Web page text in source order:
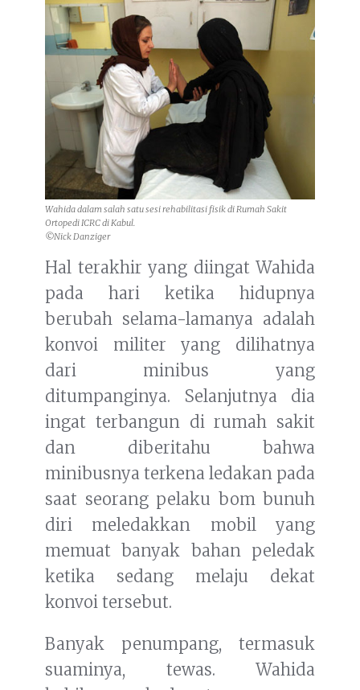
Wahida dalam salah satu sesi rehabilitasi fisik di Rumah Sakit
Ortopedi ICRC di Kabul.
©Nick Danziger
Hal terakhir yang diingat Wahida
pada hari ketika hidupnya
berubah selama-lamanya adalah
konvoi militer yang dilihatnya
dari minibus yang
ditumpanginya. Selanjutnya dia
ingat terbangun di rumah sakit
dan diberitahu bahwa
minibusnya terkena ledakan pada
saat seorang pelaku bom bunuh
diri meledakkan mobil yang
memuat banyak bahan peledak
ketika sedang melaju dekat
konvoi tersebut.
Banyak penumpang, termasuk
suaminya, tewas. Wahida